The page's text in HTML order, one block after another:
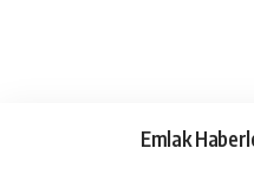
Emlak